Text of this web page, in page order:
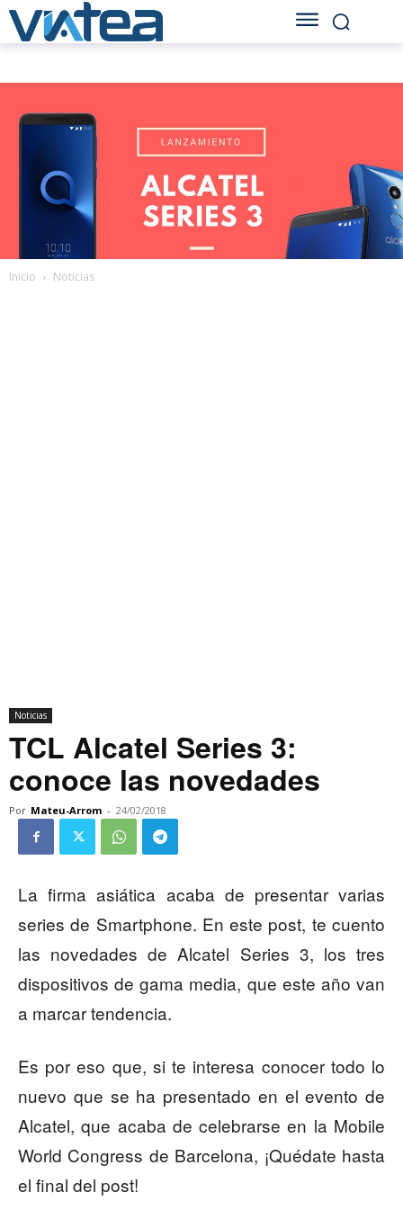
Inicio Noticias
Noticias
TCL Alcatel Series 3:
conoce las novedades
Por Mateu-Arrom - 24/02/2018
La firma asiática acaba de presentar varias
series de Smartphone. En este post, te cuento
las novedades de Alcatel Series 3, los tres
dispositivos de gama media, que este año van
a marcar tendencia.
Es por eso que, si te interesa conocer todo lo
nuevo que se ha presentado en el evento de
Alcatel, que acaba de celebrarse en la Mobile
World Congress de Barcelona, ¡Quédate hasta
el final del post!